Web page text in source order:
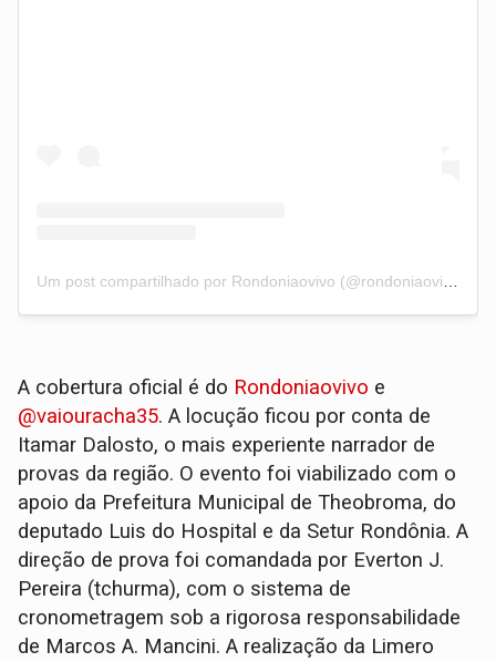
Um post compartilhado por Rondoniaovivo (@rondoniaovivo)
A cobertura oficial é do Rondoniaovivo e
@vaiouracha35. A locução ficou por conta de
Itamar Dalosto, o mais experiente narrador de
provas da região. O evento foi viabilizado com o
apoio da Prefeitura Municipal de Theobroma, do
deputado Luis do Hospital e da Setur Rondônia. A
direção de prova foi comandada por Everton J.
Pereira (tchurma), com o sistema de
cronometragem sob a rigorosa responsabilidade
de Marcos A. Mancini. A realização da Limero